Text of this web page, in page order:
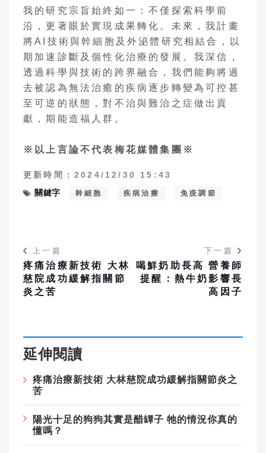
我的研究宗旨始終如一：不僅探索科學前
沿，更著眼於實現成果轉化。未來，我計畫
將AI技術與幹細胞及外泌體研究相結合，以
期加速診斷及個性化治療的發展。我深信，
透過科學與技術的跨界融合，我們能夠將過
去被認為無法治癒的疾病逐步轉變為可控甚
至可逆的狀態，對不治與難治之症做出貢
獻，期能造福人群。
※以上言論不代表梅花媒體集團※
更新時間：2024/12/30 15:43
關鍵字
幹細胞 疾病治療 免疫調節
上一篇
疼痛治療新技術 大林
慈院成功緩解指關節
炎之苦
下一篇
喝鮮奶助長高 營養師
提醒：熱牛奶影響長
高因子
延伸閱讀
疼痛治療新技術 大林慈院成功緩解指關節炎之
苦
陽光十足的狗狗其實是醋罈子 牠的情況你真的
懂嗎？